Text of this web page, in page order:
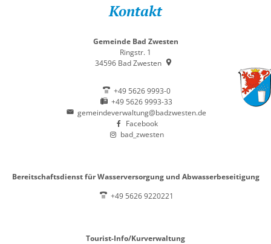
Kontakt
Gemeinde Bad Zwesten
Ringstr. 1
34596 Bad Zwesten
+49 5626 9993-0
+49 5626 9993-33
gemeindeverwaltung@badzwesten.de
Facebook
bad_zwesten
Bereitschaftsdienst für Wasserversorgung und Abwasserbeseitigung
+49 5626 9220221
Tourist-Info/Kurverwaltung